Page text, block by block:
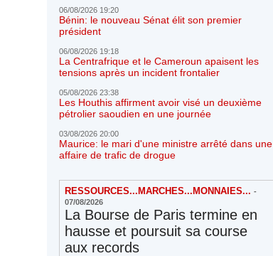
06/08/2026 19:20
Bénin: le nouveau Sénat élit son premier
président
06/08/2026 19:18
La Centrafrique et le Cameroun apaisent les
tensions après un incident frontalier
05/08/2026 23:38
Les Houthis affirment avoir visé un deuxième
pétrolier saoudien en une journée
03/08/2026 20:00
Maurice: le mari d'une ministre arrêté dans une
affaire de trafic de drogue
RESSOURCES...MARCHES...MONNAIES... -
07/08/2026
La Bourse de Paris termine en
hausse et poursuit sa course
aux records